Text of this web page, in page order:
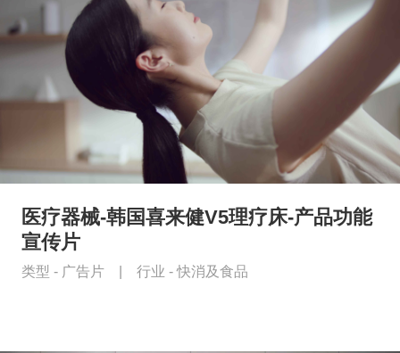
医疗器械-韩国喜来健V5理疗床-产品功能
宣传片
类型 - 广告片 行业 -快消及食品